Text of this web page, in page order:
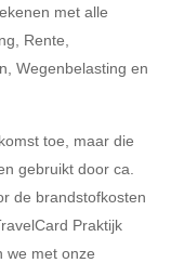
met alle
Rente,
Wegenbelasting en
toe, maar die
gebruikt door ca.
de brandstofkosten
Praktijk
we met onze